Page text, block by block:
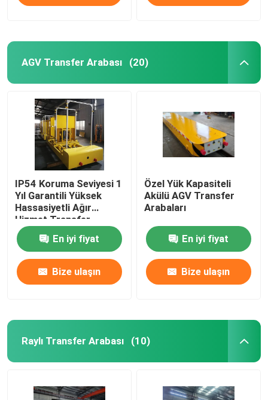
AGV Transfer Arabası (20)
IP54 Koruma Seviyesi 1
Yıl Garantili Yüksek
Hassasiyetli Ağır
Hizmet Transfer
Arabası Agv
En iyi fiyat
Bize ulaşın
Özel Yük Kapasiteli
Akülü AGV Transfer
Arabaları
En iyi fiyat
Bize ulaşın
Raylı Transfer Arabası (10)